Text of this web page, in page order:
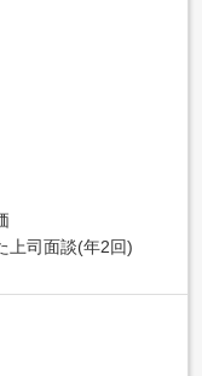
上司面談(年2回)